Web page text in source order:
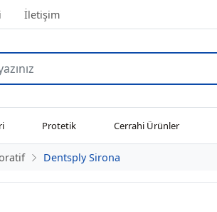
İletişim
Protetik Cerrahi Ürünler
Dentsply Sirona